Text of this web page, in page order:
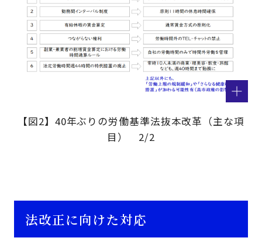
【図2】40年ぶりの労働基準法抜本改革（主な項
目） 2/2
法改正に向けた対応